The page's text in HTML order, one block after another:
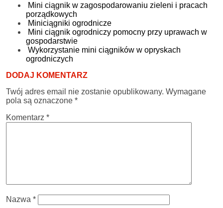
Mini ciągnik w zagospodarowaniu zieleni i pracach
porządkowych
Miniciągniki ogrodnicze
Mini ciągnik ogrodniczy pomocny przy uprawach w
gospodarstwie
Wykorzystanie mini ciągników w opryskach
ogrodniczych
DODAJ KOMENTARZ
Twój adres email nie zostanie opublikowany. Wymagane
pola są oznaczone *
Komentarz *
Nazwa *